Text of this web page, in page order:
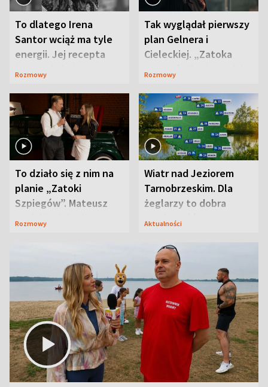
To dlatego Irena
Santor wciąż ma tyle
energii. Jej recepta
jest zaskakująco
Rozmowy
Tak wyglądał pierwszy
plan Gelnera i
Cieleckiej. „Zatoka
szpiegów” od razu ich
Rozmowy
To działo się z nim na
planie „Zatoki
Szpiegów”. Mateusz
Janicki odsłonił
Rozmowy
Wiatr nad Jeziorem
Tarnobrzeskim. Dla
żeglarzy to dobra
wiadomość
Aktualności